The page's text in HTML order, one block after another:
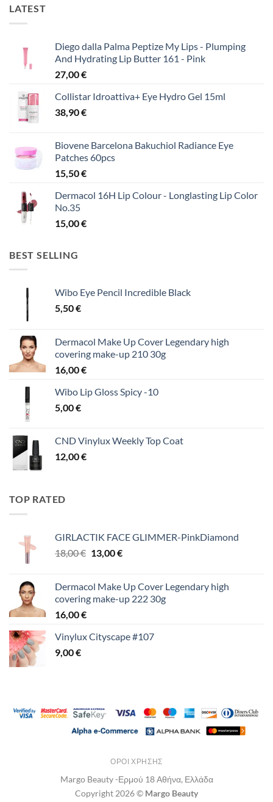
LATEST
Diego dalla Palma Peptize My Lips - Plumping
And Hydrating Lip Butter 161 - Pink
27,00€
Collistar Idroattiva+ Eye Hydro Gel 15ml
38,90€
Biovene Barcelona Bakuchiol Radiance Eye
Patches 60pcs
15,50€
Dermacol 16H Lip Colour - Longlasting Lip Color
No.35
15,00€
BEST SELLING
Wibo Eye Pencil Incredible Black
5,50€
Dermacol Make Up Cover Legendary high
covering make-up 210 30g
16,00€
Wibo Lip Gloss Spicy -10
5,00€
CND Vinylux Weekly Top Coat
12,00€
TOP RATED
GIRLACTIK FACE GLIMMER-PinkDiamond
18,00€ Original
18,00 €.
13,00€Η
είναι:
13,00 €.
Dermacol Make Up Cover Legendary high
covering make-up 222 30g
16,00€
Vinylux Cityscape #107
9,00€
ΌΡΟΙ ΧΡΉΣΗΣ
Margo Beauty -Ερμού 18 Αθήνα, Ελλάδα
Copyright 2026 © Margo Beauty